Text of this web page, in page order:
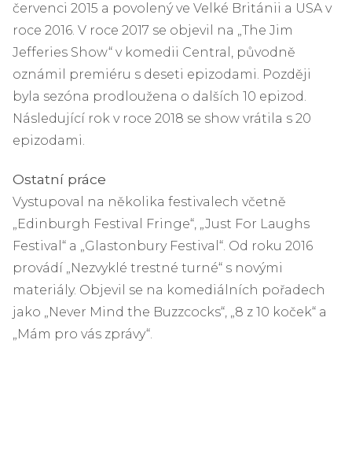
červenci 2015 a povolený ve Velké Británii a USA v
roce 2016. V roce 2017 se objevil na „The Jim
Jefferies Show“ v komedii Central, původně
oznámil premiéru s deseti epizodami. Později
byla sezóna prodloužena o dalších 10 epizod.
Následující rok v roce 2018 se show vrátila s 20
epizodami.
Ostatní práce
Vystupoval na několika festivalech včetně
„Edinburgh Festival Fringe“, „Just For Laughs
Festival“ a „Glastonbury Festival“. Od roku 2016
provádí „Nezvyklé trestné turné“ s novými
materiály. Objevil se na komediálních pořadech
jako „Never Mind the Buzzcocks“, „8 z 10 koček“ a
„Mám pro vás zprávy“.